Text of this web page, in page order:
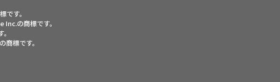
す。
Inc.の商標です。
標です。